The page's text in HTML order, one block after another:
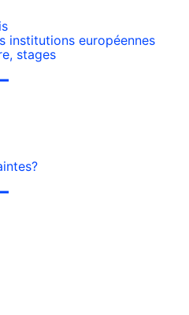
institutions européennes
stages